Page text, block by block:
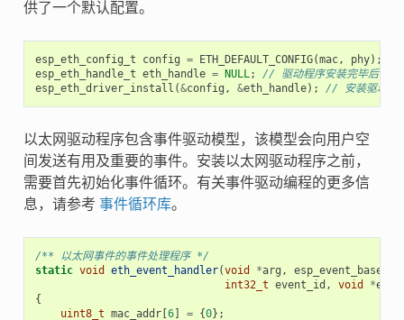
供了一个默认配置。
esp_eth_config_t config = ETH_DEFAULT_CONFIG(mac, phy);
esp_eth_handle_t eth_handle = NULL;
// 驱动程序安装完毕后，将
esp_eth_driver_install (&config , &eth_handle); // 安装驱动程
以太网驱动程序包含事件驱动模型，该模型会向用户空
间发送有用及重要的事件。安装以太网驱动程序之前，
需要首先初始化事件循环。有关事件驱动编程的更多信
息，请参考 事件循环库。
/** 以太网事件的事件处理程序 */
static void eth_event_handler(void *arg , esp_event_base_t
int32_t event_id , void *
{
uint8_t mac_addr[ 6] = {0};